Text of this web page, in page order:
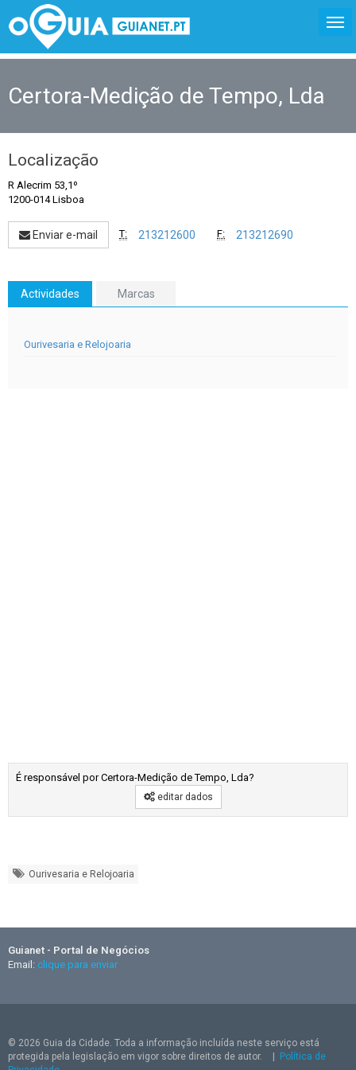
Certora-Medição de Tempo, Lda
Localização
R Alecrim 53,1º
1200-014 Lisboa
Enviar e-mail T: 213212600 F: 213212690
Actividades Marcas
Ourivesaria e Relojoaria
É responsável por Certora-Medição de Tempo, Lda?
editar dados
Ourivesaria e Relojoaria
Guianet - Portal de Negócios
Email: clique para enviar
© 2026 Guia da Cidade. Toda a informação incluída neste serviço está
protegida pela legislação em vigor sobre direitos de autor.
Política de